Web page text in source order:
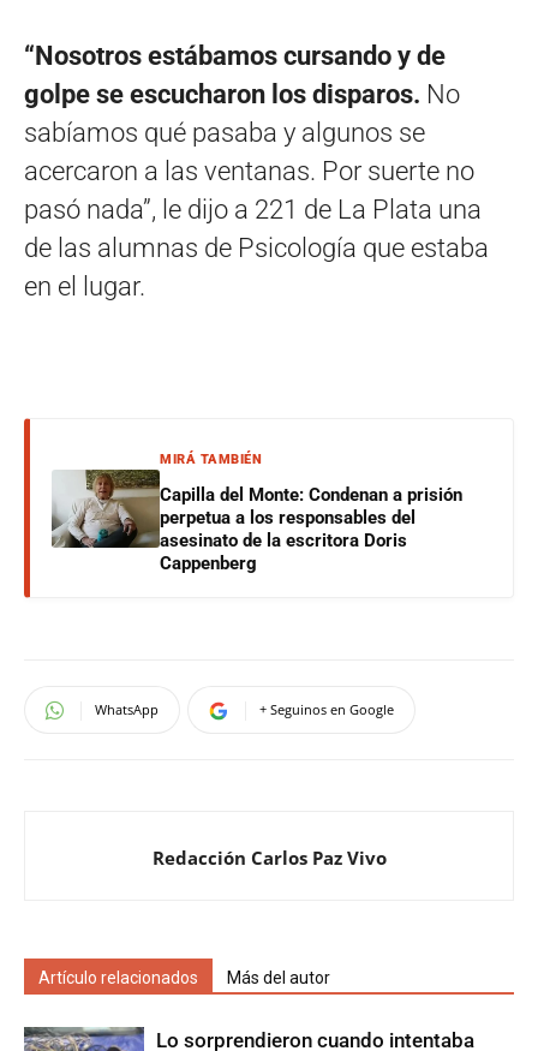
“Nosotros estábamos cursando y de
golpe se escucharon los disparos. No
sabíamos qué pasaba y algunos se
acercaron a las ventanas. Por suerte no
pasó nada”, le dijo a 221 de La Plata una
de las alumnas de Psicología que estaba
en el lugar.
MIRÁ TAMBIÉN
Capilla del Monte: Condenan a prisión
perpetua a los responsables del
asesinato de la escritora Doris
Cappenberg
WhatsApp + Seguinos en Google
Redacción Carlos Paz Vivo
Artículo relacionados Más del autor
Lo sorprendieron cuando intentaba